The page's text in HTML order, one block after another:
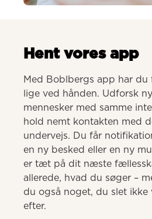
Hent vores app
Med Boblbergs app har du
lige ved hånden. Udforsk
mennesker med samme
hold nemt kontakten med
undervejs. Du får
en ny besked eller en ny
er tæt på dit næste
allerede, hvad du søger –
du også noget, du slet ikke
efter.